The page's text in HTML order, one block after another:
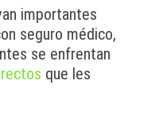
importantes
seguro médico,
se enfrentan
que les